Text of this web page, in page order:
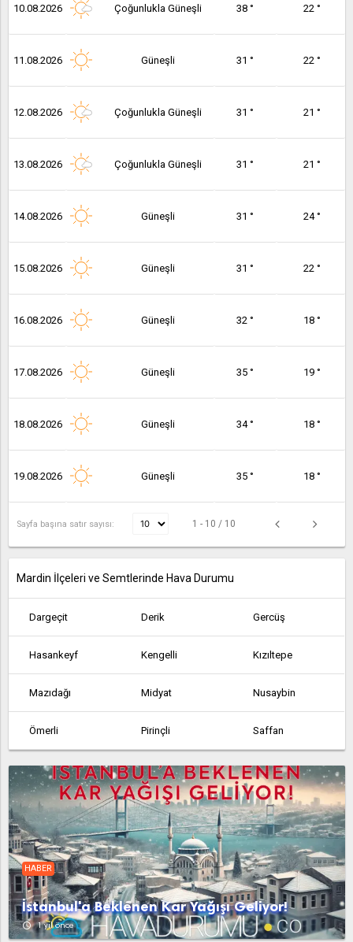
10.08.2026 Çoğunlukla Güneşli 38 ° 22 °
11.08.2026 Güneşli 31 ° 22 °
12.08.2026 Çoğunlukla Güneşli 31 ° 21 °
13.08.2026 Çoğunlukla Güneşli 31 ° 21 °
14.08.2026 Güneşli 31 ° 24 °
15.08.2026 Güneşli 31 ° 22 °
16.08.2026 Güneşli 32 ° 18 °
17.08.2026 Güneşli 35 ° 19 °
18.08.2026 Güneşli 34 ° 18 °
19.08.2026 Güneşli 35 ° 18 °
Sayfa başına satır sayısı: 1 - 10 / 10
Mardin İlçeleri ve Semtlerinde Hava Durumu
Dargeçit Derik Gercüş
Hasankeyf Kengelli Kızıltepe
Mazıdağı Midyat Nusaybin
Ömerli Pirinçli Saffan
Savur Yeşilli
HABER
İstanbul'a Beklenen Kar Yağışı Geliyor!
access_time 1 yıl önce